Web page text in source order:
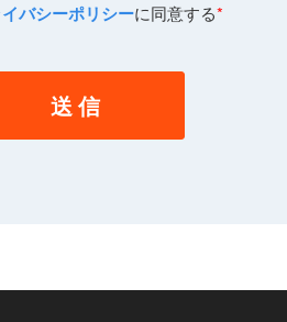
バシーポリシーに同意する*